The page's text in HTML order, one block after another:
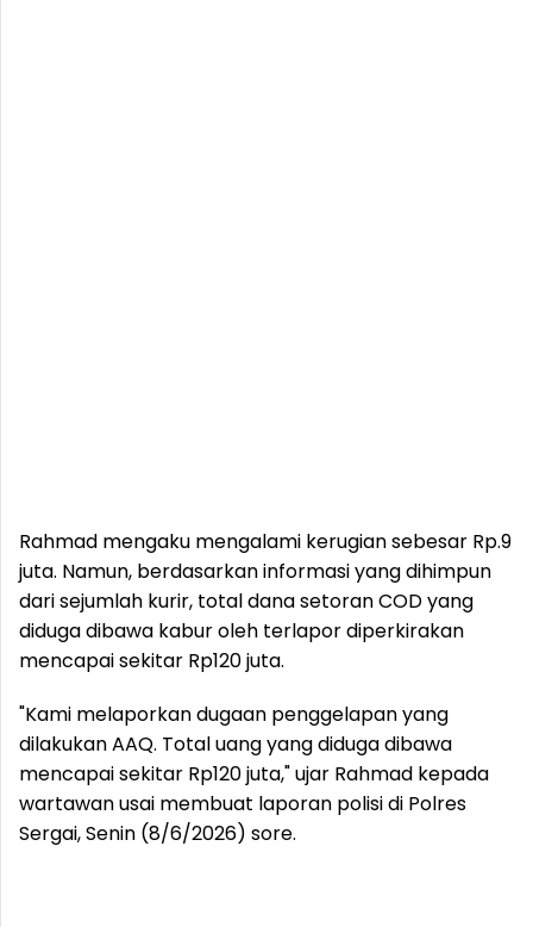
Rahmad mengaku mengalami kerugian sebesar Rp.9
juta. Namun, berdasarkan informasi yang dihimpun
dari sejumlah kurir, total dana setoran COD yang
diduga dibawa kabur oleh terlapor diperkirakan
mencapai sekitar Rp120 juta.
"Kami melaporkan dugaan penggelapan yang
dilakukan AAQ. Total uang yang diduga dibawa
mencapai sekitar Rp120 juta," ujar Rahmad kepada
wartawan usai membuat laporan polisi di Polres
Sergai, Senin (8/6/2026) sore.